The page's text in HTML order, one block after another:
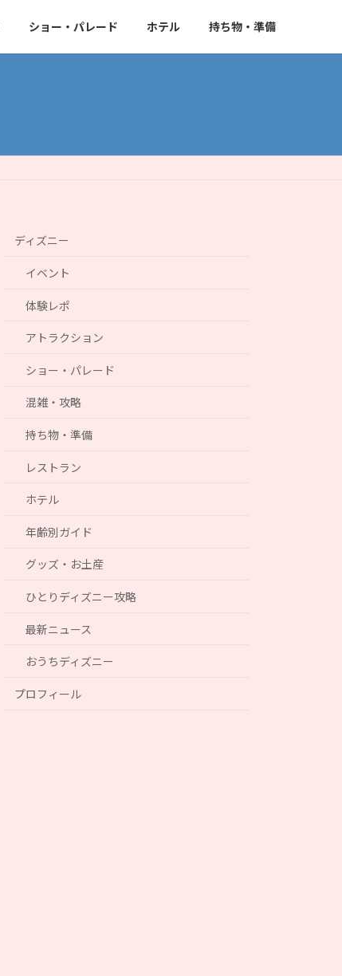
ショー・パレード ホテル 持ち物・準備
ディズニー
イベント
体験レポ
アトラクション
ショー・パレード
混雑・攻略
持ち物・準備
レストラン
ホテル
年齢別ガイド
グッズ・お土産
ひとりディズニー攻略
最新ニュース
おうちディズニー
プロフィール